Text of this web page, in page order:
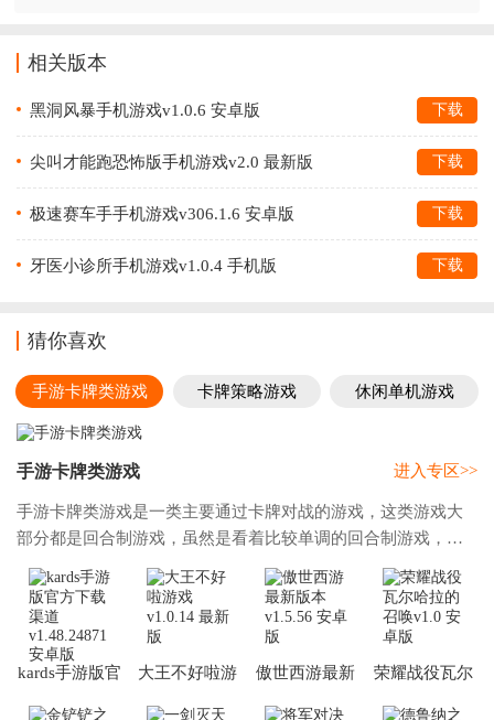
相关版本
黑洞风暴手机游戏v1.0.6 安卓版 下载
尖叫才能跑恐怖版手机游戏v2.0 最新版 下载
极速赛车手手机游戏v306.1.6 安卓版 下载
牙医小诊所手机游戏v1.0.4 手机版 下载
猜你喜欢
手游卡牌类游戏 卡牌策略游戏 休闲单机游戏
手游卡牌类游戏
手游卡牌类游戏是一类主要通过卡牌对战的游戏，这类游戏大
部分都是回合制游戏，虽然是看着比较单调的回合制游戏，但
是游戏很考验玩家对于卡牌的了解以及配置，同时还有回合中
的一些计算，游戏的题材有很多，包括但不
进入专区>>
kards手游版官
大王不好啦游
傲世西游最新
荣耀战役瓦尔